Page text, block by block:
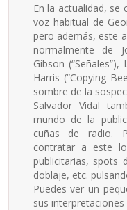
En la actualidad, se
voz habitual de
pero además, este
normalmente de
Gibson
Harris (“Copying
sombre de la
Salvador Vidal
mundo de la
cuñas de radio.
contratar a este
publicitarias, spots
doblaje, etc.
Puedes ver un
sus interpretaciones